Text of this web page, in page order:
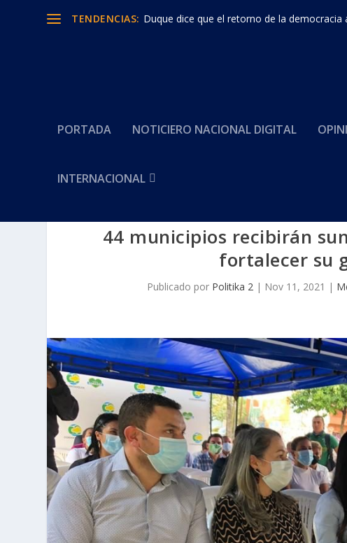
TENDENCIAS: Duque dice que el retorno de la democracia
PORTADA NOTICIERO NACIONAL DIGITAL
INTERNACIONAL
44 municipios recibirán
fortalecer su
Publicado por Politika 2 | Nov 11, 2021 |